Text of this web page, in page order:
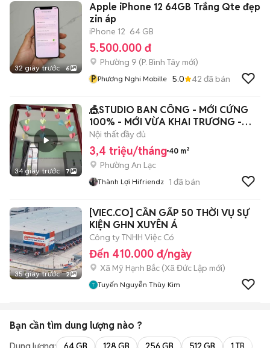
32 giây trước 6
Apple iPhone 12 64GB Trắng Qte đẹp
zin áp
iPhone 12 64 GB
5.500.000 đ
Phường 9 (P. Bình Tây mới)
P Phương Nghi Mobille 5.0 42 đã bán
34 giây trước 7
🎪STUDIO BAN CÔNG - MỚI CỨNG
100% - MỚI VỪA KHAI TRƯƠNG -
NGAY AEON
Nội thất đầy đủ
3,4 triệu/tháng 40 m²
Phường An Lạc
Thành Lợi Hifriendz 1 đã bán
35 giây trước 2
[VIEC.CO] CẦN GẤP 50 THỜI VỤ SỰ
KIỆN GHN XUYÊN Á
Công ty TNHH Việc Có
Đến 410.000 đ/ngày
Xã Mỹ Hạnh Bắc (Xã Đức Lập mới)
Tuyến Nguyễn Thùy Kim
Bạn cần tìm dung lượng nào ?